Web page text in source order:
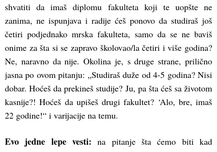
shvatiti da imaš diplomu fakulteta koji te uopšte ne
zanima, ne ispunjava i radije ćeš ponovo da studiraš još
četiri podjednako mrska fakulteta, samo da se ne baviš
onime za šta si se zapravo školovao/la četiri i više godina?
Ne, naravno da nije. Okolina je, s druge strane, prilično
jasna po ovom pitanju: „Studiraš duže od 4-5 godina? Nisi
dobar. Hoćeš da prekineš studije? Ju, pa šta ćeš sa životom
kasnije?! Hoćeš da upišeš drugi fakultet? ‘Alo, bre, imaš
22 godine!“ i varijacije na temu.
Evo jedne lepe vesti: na pitanje šta ćemo biti kad